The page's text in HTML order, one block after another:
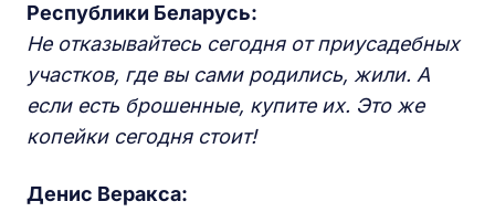
Республики Беларусь:
Не отказывайтесь сегодня от приусадебных
участков, где вы сами родились, жили. А
если есть брошенные, купите их. Это же
копейки сегодня стоит!
Денис Веракса: